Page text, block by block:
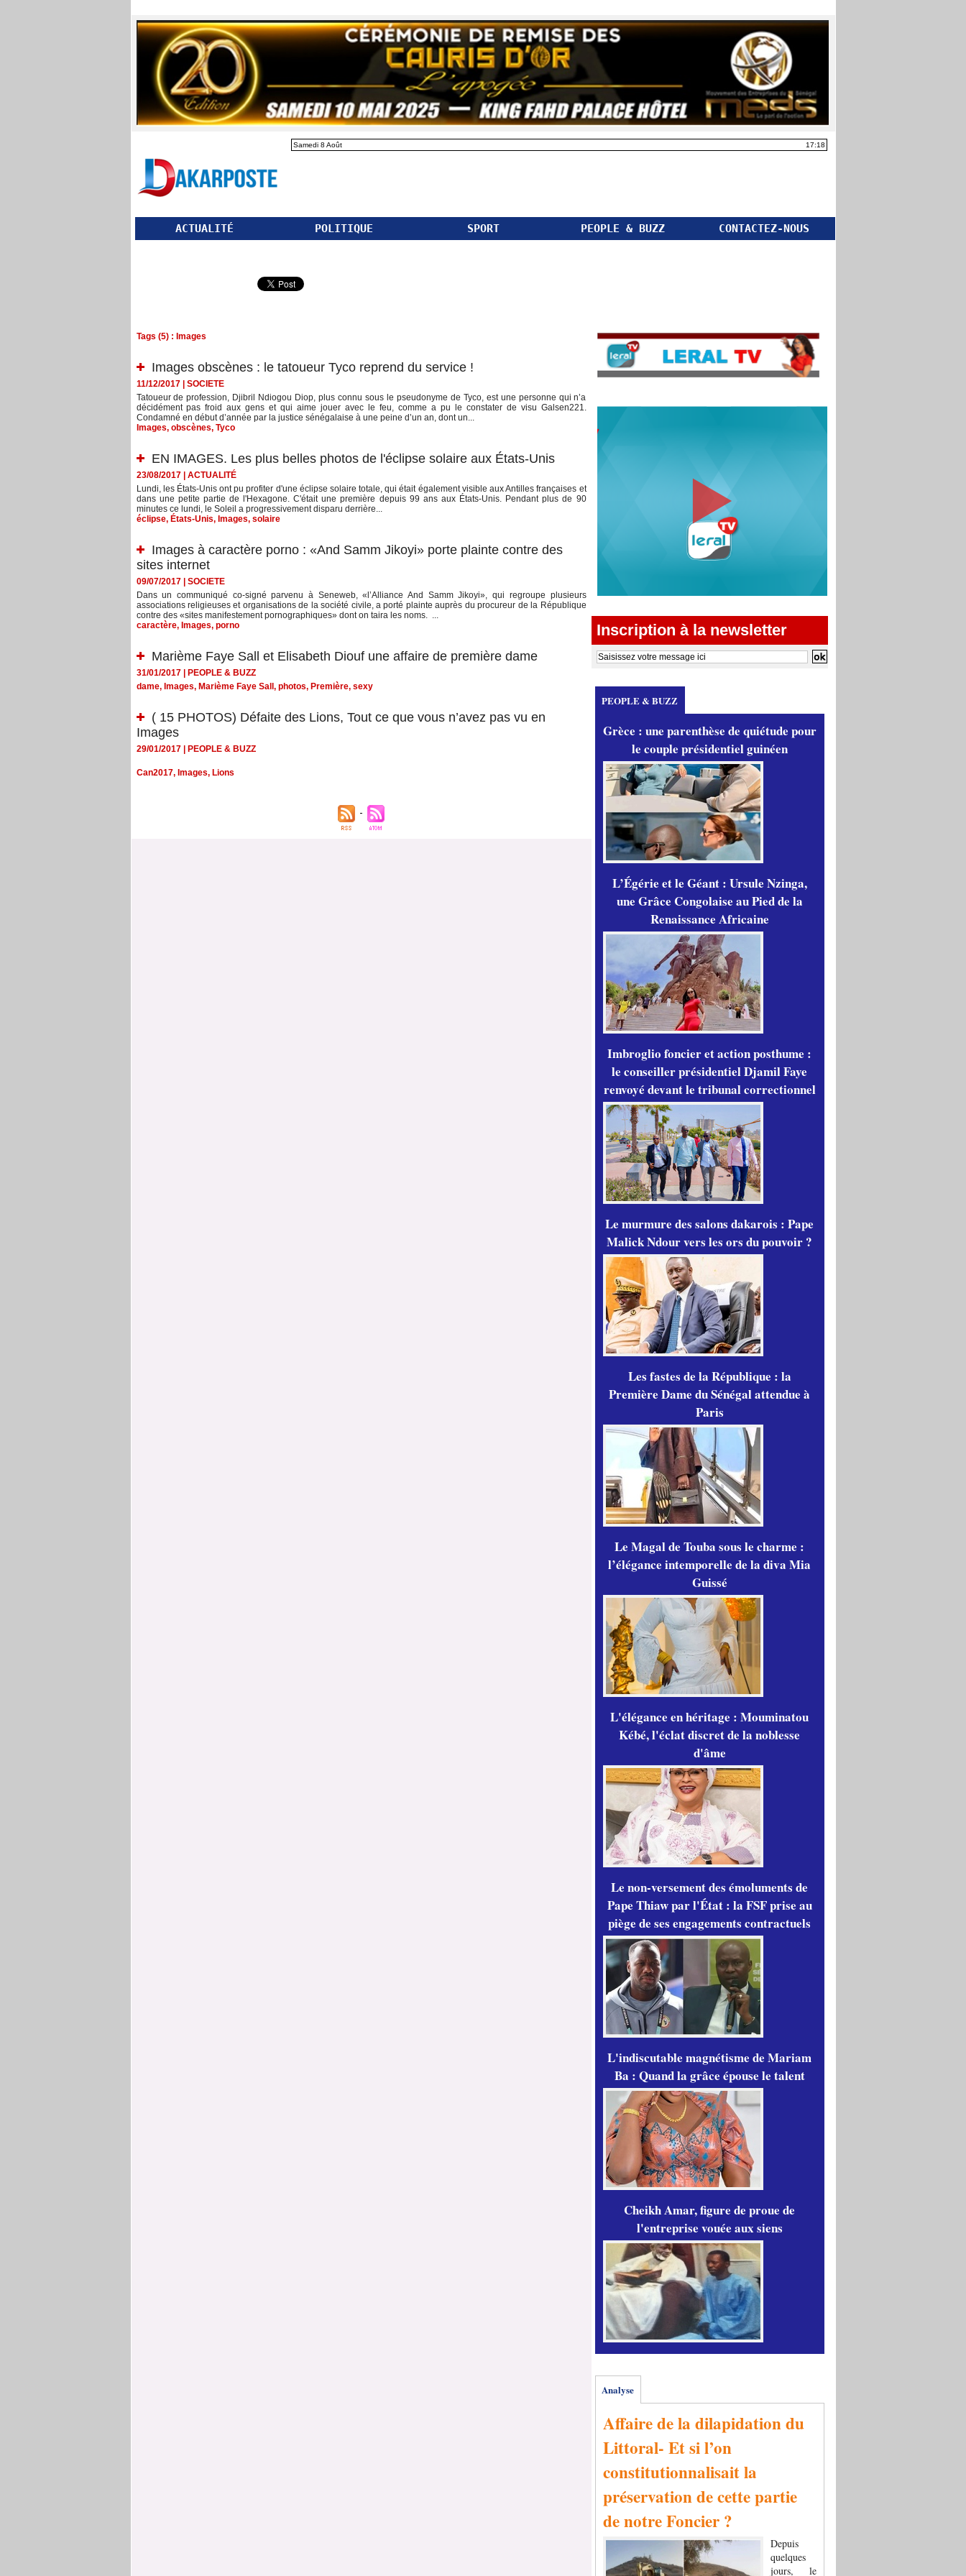
Samedi 8 Août 17:18
ACTUALITÉ POLITIQUE SPORT PEOPLE & BUZZ CONTACTEZ-NOUS
Tags (5) : Images
Images obscènes : le tatoueur Tyco reprend du service !
11/12/2017| SOCIETE
Tatoueur de profession, Djibril Ndiogou Diop, plus connu sous le pseudonyme de Tyco, est une personne qui n’a
décidément pas froid aux gens et qui aime jouer avec le feu, comme a pu le constater de visu Galsen221.
Condamné en début d’année par la justice sénégalaise à une peine d’un an, dont un...
Images, obscènes, Tyco
EN IMAGES. Les plus belles photos de l'éclipse solaire aux États-Unis
23/08/2017| ACTUALITÉ
Lundi, les États-Unis ont pu profiter d'une éclipse solaire totale, qui était également visible aux Antilles françaises et
dans une petite partie de l'Hexagone. C'était une première depuis 99 ans aux États-Unis. Pendant plus de 90
minutes ce lundi, le Soleil a progressivement disparu derrière...
éclipse, États-Unis, Images, solaire
Images à caractère porno : «And Samm Jikoyi» porte plainte contre des
sites internet
09/07/2017| SOCIETE
Dans un communiqué co-signé parvenu à Seneweb, «l’Alliance And Samm Jikoyi», qui regroupe plusieurs
associations religieuses et organisations de la société civile, a porté plainte auprès du procureur de la République
contre des «sites manifestement pornographiques» dont on taira les noms. ...
caractère, Images, porno
Marième Faye Sall et Elisabeth Diouf une affaire de première dame
31/01/2017|
PEOPLE & BUZZ
dame, Images, Marième Faye Sall , photos, Première, sexy
( 15 PHOTOS) Défaite des Lions, Tout ce que vous n’avez pas vu en
Images
29/01/2017| PEOPLE & BUZZ
Can2017, Images, Lions
Inscription à la newsletter
PEOPLE & BUZZ
Grèce : une parenthèse de quiétude pour
le couple présidentiel guinéen
L’Égérie et le Géant : Ursule Nzinga,
une Grâce Congolaise au Pied de la
Renaissance Africaine
Imbroglio foncier et action posthume :
le conseiller présidentiel Djamil Faye
renvoyé devant le tribunal correctionnel
Le murmure des salons dakarois : Pape
Malick Ndour vers les ors du pouvoir ?
Les fastes de la République : la
Première Dame du Sénégal attendue à
Paris
Le Magal de Touba sous le charme :
l’élégance intemporelle de la diva Mia
Guissé
L'élégance en héritage : Mouminatou
Kébé, l'éclat discret de la noblesse
d'âme
Le non-versement des émoluments de
Pape Thiaw par l'État : la FSF prise au
piège de ses engagements contractuels
L'indiscutable magnétisme de Mariam
Ba : Quand la grâce épouse le talent
Cheikh Amar, figure de proue de
l'entreprise vouée aux siens
Analyse
Affaire de la dilapidation du
Littoral- Et si l’on
constitutionnalisait la
préservation de cette partie
de notre Foncier ?
Depuis
quelques
jours, le